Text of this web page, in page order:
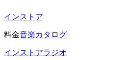
インストア
料金音楽カタログ
インストアラジオ